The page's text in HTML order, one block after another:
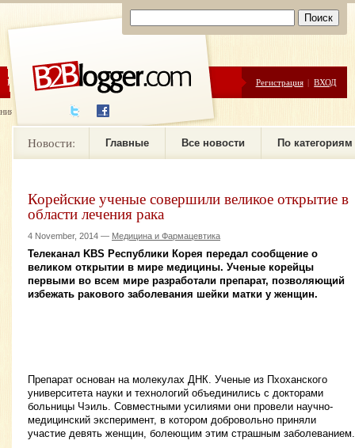
ЦЕНЫ ПОМОЩЬ Регистрация | ВХОД
новостей
Новости: Главные Все новости По категориям
Корейские ученые совершили великое открытие в
области лечения рака
4 November, 2014 — Медицина и Фармацевтика
Телеканал KBS Республики Корея передал сообщение о
великом открытии в мире медицины. Ученые корейцы
первыми во всем мире разработали препарат, позволяющий
избежать ракового заболевания шейки матки у женщин.
Препарат основан на молекулах ДНК. Ученые из Пхоханского
университета науки и технологий объединились с докторами
больницы Чэиль. Совместными усилиями они провели научно-
медицинский эксперимент, в котором добровольно приняли
участие девять женщин, болеющим этим страшным заболеванием.